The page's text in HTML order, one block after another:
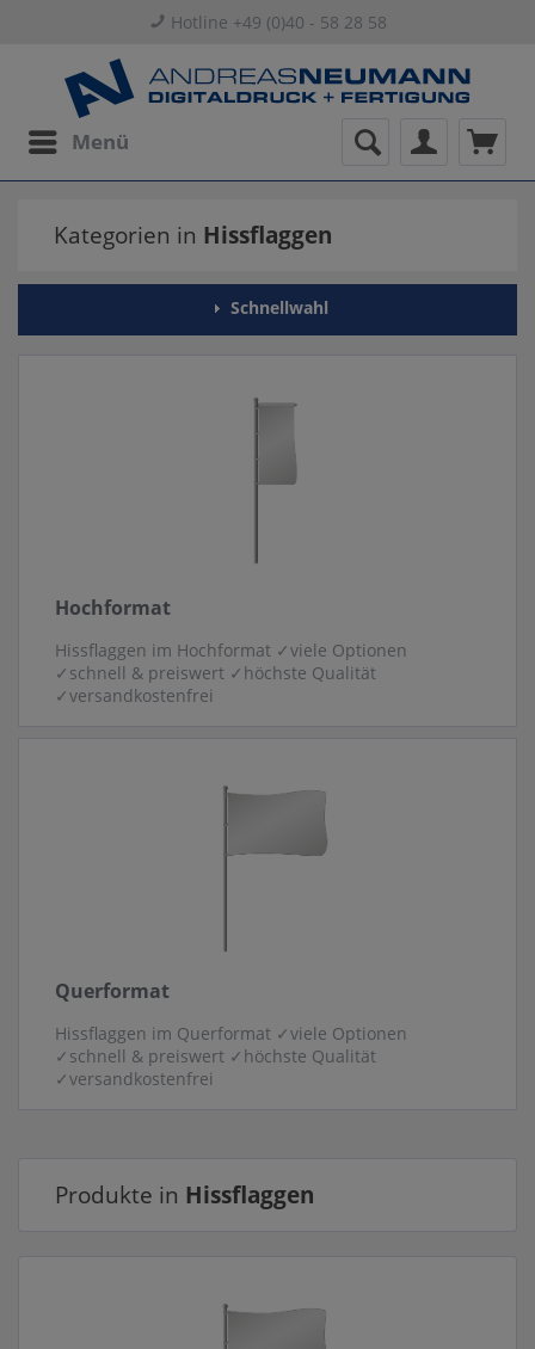
Hotline +49 (0)40 - 58 28 58
Menü
Kategorien in Hissflaggen
Schnellwahl
Hochformat
Hissflaggen im Hochformat ✓viele Optionen
✓schnell & preiswert ✓höchste Qualität
✓versandkostenfrei
Querformat
Hissflaggen im Querformat ✓viele Optionen
✓schnell & preiswert ✓höchste Qualität
✓versandkostenfrei
Produkte in Hissflaggen